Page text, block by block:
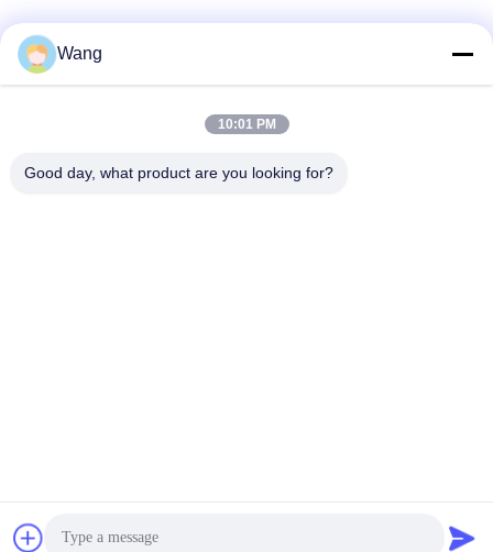
di Copyright 2021-2026 Chengdu Honors Technology Co.,Ltd .
Wang
10:01 PM
Good day, what product are you looking for?